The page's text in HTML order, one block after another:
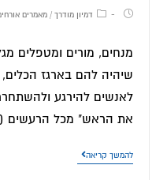
דמיון מודרך /מאמרים
מנחים, מורים ומטפלים
שיהיה להם בארגז
לאנשים להירגע
את הראש" מכל הרעשים
להמשך קריאה